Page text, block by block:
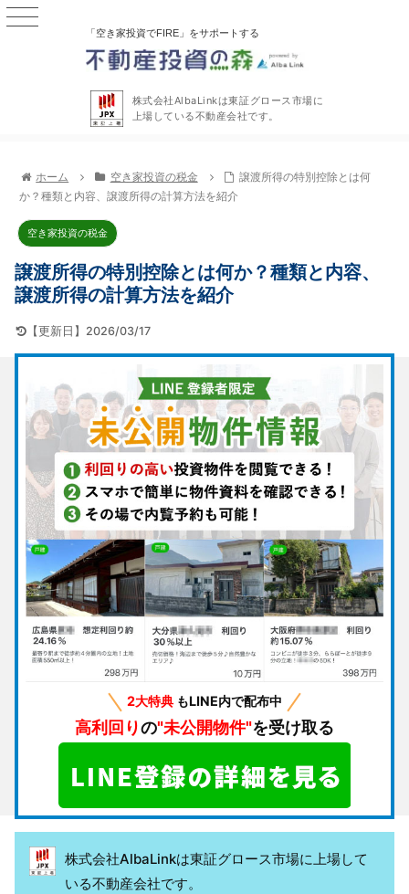
「空き家投資でFIRE」をサポートする
株式会社AlbaLinkは東証グロース市場に
上場している不動産会社です。
ホーム 空き家投資の税金
譲渡所得の特別控除とは何
か？種類と内容、譲渡所得の計算方法を紹介
空き家投資の税金
譲渡所得の特別控除とは何か？種類と内容、
譲渡所得の計算方法を紹介
【更新日】2026/03/17
2大特典 もLINE内で配布中
高利回りの"未公開物件"を受け取る
株式会社AlbaLinkは東証グロース市場に上場して
いる不動産会社です。